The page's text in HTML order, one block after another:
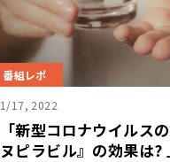
番組レポ
1/17, 2022
「新型コロナウイルス
ヌピラビル』の効果は?